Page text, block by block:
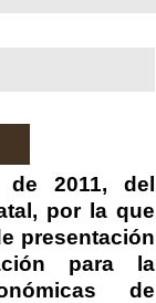
2011, del
por la que
presentación
para la
de